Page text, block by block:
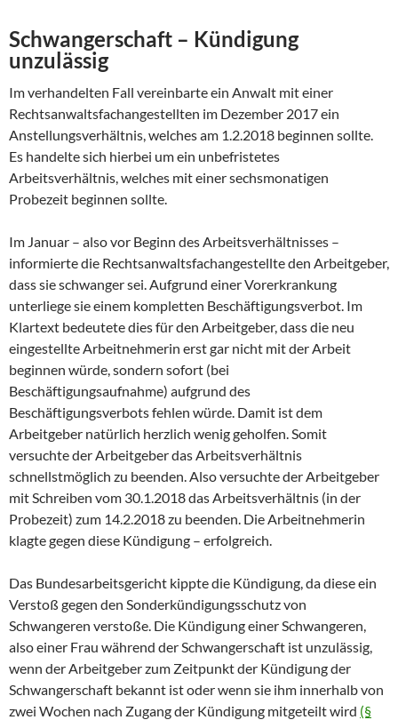
Schwangerschaft – Kündigung
unzulässig
Im verhandelten Fall vereinbarte ein Anwalt mit einer
Rechtsanwaltsfachangestellten im Dezember 2017 ein
Anstellungsverhältnis, welches am 1.2.2018 beginnen sollte.
Es handelte sich hierbei um ein unbefristetes
Arbeitsverhältnis, welches mit einer sechsmonatigen
Probezeit beginnen sollte.
Im Januar – also vor Beginn des Arbeitsverhältnisses –
informierte die Rechtsanwaltsfachangestellte den Arbeitgeber,
dass sie schwanger sei. Aufgrund einer Vorerkrankung
unterliege sie einem kompletten Beschäftigungsverbot. Im
Klartext bedeutete dies für den Arbeitgeber, dass die neu
eingestellte Arbeitnehmerin erst gar nicht mit der Arbeit
beginnen würde, sondern sofort (bei
Beschäftigungsaufnahme) aufgrund des
Beschäftigungsverbots fehlen würde. Damit ist dem
Arbeitgeber natürlich herzlich wenig geholfen. Somit
versuchte der Arbeitgeber das Arbeitsverhältnis
schnellstmöglich zu beenden. Also versuchte der Arbeitgeber
mit Schreiben vom 30.1.2018 das Arbeitsverhältnis (in der
Probezeit) zum 14.2.2018 zu beenden. Die Arbeitnehmerin
klagte gegen diese Kündigung – erfolgreich.
Das Bundesarbeitsgericht kippte die Kündigung, da diese ein
Verstoß gegen den Sonderkündigungsschutz von
Schwangeren verstoße. Die Kündigung einer Schwangeren,
also einer Frau während der Schwangerschaft ist unzulässig,
wenn der Arbeitgeber zum Zeitpunkt der Kündigung der
Schwangerschaft bekannt ist oder wenn sie ihm innerhalb von
zwei Wochen nach Zugang der Kündigung mitgeteilt wird (§